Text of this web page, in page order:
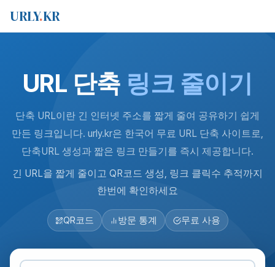
URLY.KR
URL 단축 링크 줄이기
단축 URL이란 긴 인터넷 주소를 짧게 줄여 공유하기 쉽게
만든 링크입니다. urly.kr은 한국어 무료 URL 단축 사이트로,
단축URL 생성과 짧은 링크 만들기를 즉시 제공합니다.
긴 URL을 짧게 줄이고 QR코드 생성, 링크 클릭수 추적까지
한번에 확인하세요
QR코드 방문 통계 무료 사용